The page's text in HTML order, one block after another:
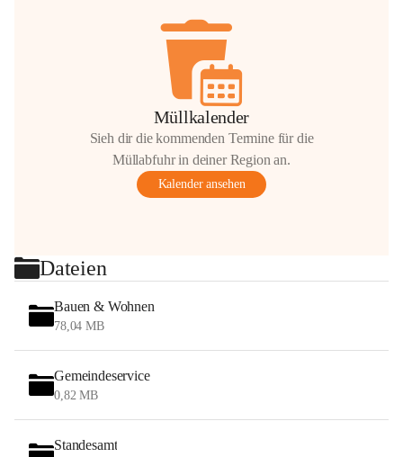
Müllkalender
Sieh dir die kommenden Termine für die
Müllabfuhr in deiner Region an.
Kalender ansehen
Dateien
Bauen & Wohnen
78,04 MB
Gemeindeservice
0,82 MB
Standesamt